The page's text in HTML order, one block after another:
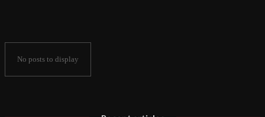
No posts to display